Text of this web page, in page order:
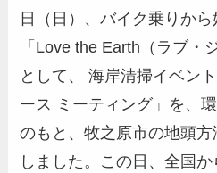
日（日）、バイク乗りか
「Love the Earth（ラブ・
として、 海岸清掃イベン
ース ミーティング」を、
のもと、牧之原市の地頭
しました。この日、全国